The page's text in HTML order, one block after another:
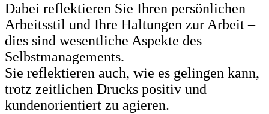
Dabei reflektieren Sie Ihren persönlichen
Arbeitsstil und Ihre Haltungen zur Arbeit –
dies sind wesentliche Aspekte des
Selbstmanagements.
Sie reflektieren auch, wie es gelingen kann,
trotz zeitlichen Drucks positiv und
kundenorientiert zu agieren.